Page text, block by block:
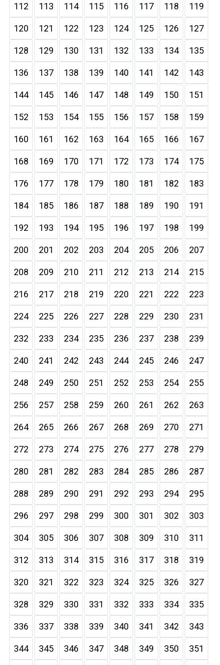
112 113 114 115 116 117 118 119
120 121 122 123 124 125 126 127
128 129 130 131 132 133 134 135
136 137 138 139 140 141 142 143
144 145 146 147 148 149 150 151
152 153 154 155 156 157 158 159
160 161 162 163 164 165 166 167
168 169 170 171 172 173 174 175
176 177 178 179 180 181 182 183
184 185 186 187 188 189 190 191
192 193 194 195 196 197 198 199
200 201 202 203 204 205 206 207
208 209 210 211 212 213 214 215
216 217 218 219 220 221 222 223
224 225 226 227 228 229 230 231
232 233 234 235 236 237 238 239
240 241 242 243 244 245 246 247
248 249 250 251 252 253 254 255
256 257 258 259 260 261 262 263
264 265 266 267 268 269 270 271
272 273 274 275 276 277 278 279
280 281 282 283 284 285 286 287
288 289 290 291 292 293 294 295
296 297 298 299 300 301 302 303
304 305 306 307 308 309 310 311
312 313 314 315 316 317 318 319
320 321 322 323 324 325 326 327
328 329 330 331 332 333 334 335
336 337 338 339 340 341 342 343
344 345 346 347 348 349 350 351